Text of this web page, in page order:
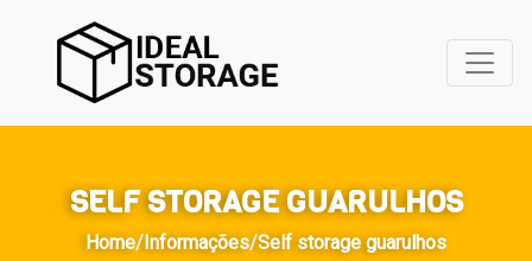
SELF STORAGE GUARULHOS
Home/Informações/Self storage guarulhos